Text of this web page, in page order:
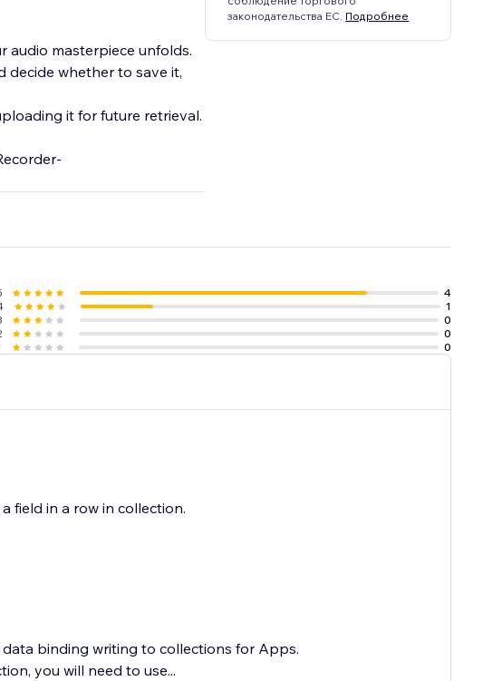
audio masterpiece unfolds.
decide whether to save it,
it for future retrieval.
законодательства ЕС. Подробнее
4
1
0
0
0
field in a row in collection.
binding writing to collections for Apps.
you will need to use...